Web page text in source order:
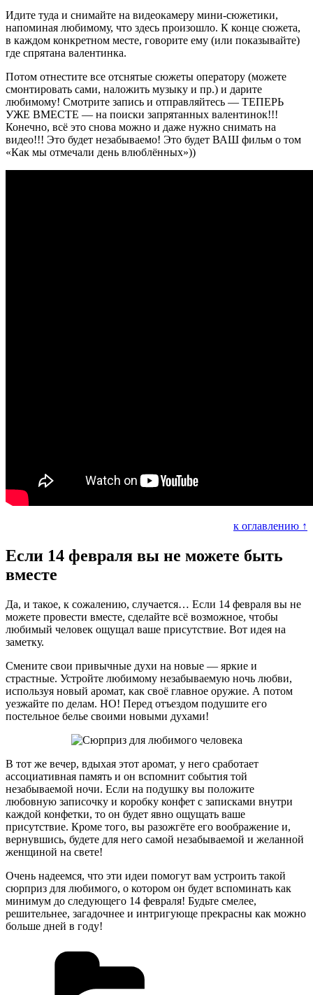
Идите туда и снимайте на видеокамеру мини-сюжетики,
напоминая любимому, что здесь произошло. К конце сюжета,
в каждом конкретном месте, говорите ему (или показывайте)
где спрятана валентинка.
Потом отнестите все отснятые сюжеты оператору (можете
смонтировать сами, наложить музыку и пр.) и дарите
любимому! Смотрите запись и отправляйтесь — ТЕПЕРЬ
УЖЕ ВМЕСТЕ — на поиски запрятанных валентинок!!!
Конечно, всё это снова можно и даже нужно снимать на
видео!!! Это будет незабываемо! Это будет ВАШ фильм о том
«Как мы отмечали день влюблённых»))
к оглавлению ↑
Если 14 февраля вы не можете быть
вместе
Да, и такое, к сожалению, случается… Если 14 февраля вы не
можете провести вместе, сделайте всё возможное, чтобы
любимый человек ощущал ваше присутствие. Вот идея на
заметку.
Смените свои привычные духи на новые — яркие и
страстные. Устройте любимому незабываемую ночь любви,
используя новый аромат, как своё главное оружие. А потом
уезжайте по делам. НО! Перед отъездом подушите его
постельное белье своими новыми духами!
В тот же вечер, вдыхая этот аромат, у него сработает
ассоциативная память и он вспомнит события той
незабываемой ночи. Если на подушку вы положите
любовную записочку и коробку конфет с записками внутри
каждой конфетки, то он будет явно ощущать ваше
присутствие. Кроме того, вы разожгёте его воображение и,
вернувшись, будете для него самой незабываемой и желанной
женщиной на свете!
Очень надеемся, что эти идеи помогут вам устроить такой
сюрприз для любимого, о котором он будет вспоминать как
минимум до следующего 14 февраля! Будьте смелее,
решительнее, загадочнее и интригующе прекрасны как можно
больше дней в году!